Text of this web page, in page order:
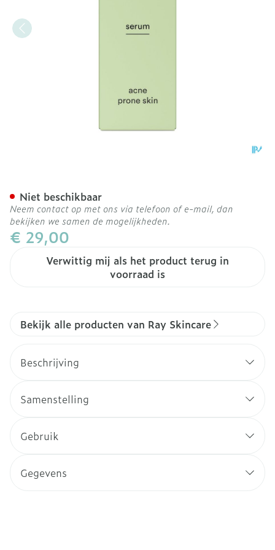
€ 29,00
Verwittig mij als het product terug in
voorraad is
Niet beschikbaar
Neem contact op met ons via telefoon of e-mail, dan
bekijken we samen de mogelijkheden.
Bekijk alle producten van Ray Skincare
Beschrijving
Samenstelling
Gebruik
Gegevens